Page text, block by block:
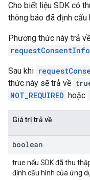
Cho biết liệu SDK có
thông báo đã định cấu
Phương thức này trả về
Sau khi
thức này sẽ trả về
NOT_REQUIRED hoặc
Giá trị trả về
boolean
true nếu SDK đã thu
định cấu hình của ứng